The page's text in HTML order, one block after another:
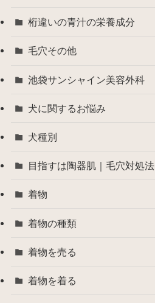
桁違いの青汁の栄養成分
毛穴その他
池袋サンシャイン美容外科
犬に関するお悩み
犬種別
目指すは陶器肌｜毛穴対処法
着物
着物の種類
着物を売る
着物を着る